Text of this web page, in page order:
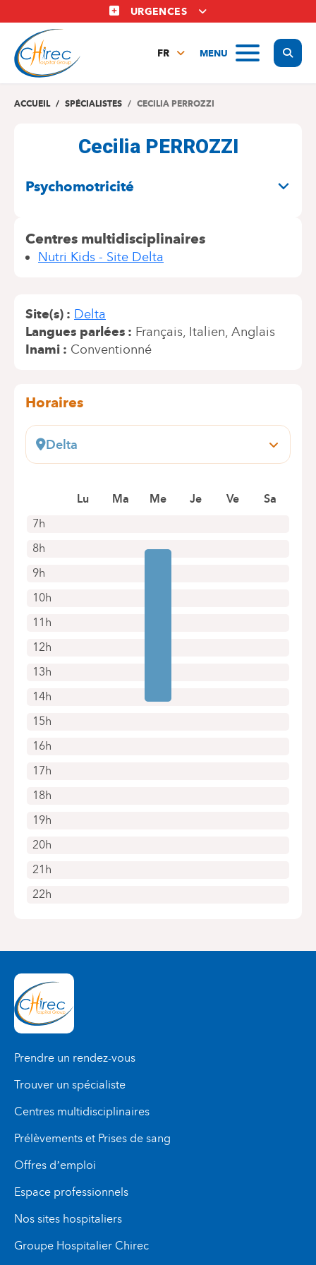
au
contenu
principal
URGENCES
MENU
FR
EN
ACCUEIL SPÉCIALISTES CECILIA PERROZZI
Cecilia PERROZZI
Psychomotricité
Centres multidisciplinaires
Nutri Kids - Site Delta
Site(s)
Delta
Langues parlées
Français Italien Anglais
Inami
Conventionné
Horaires
Delta
Boulevard du Triomphe, 201
+32 2 434 81 07
Rendez-vous uniquement par téléphone
7h
8h
9h
10h
11h
12h
13h
14h
15h
16h
17h
18h
19h
20h
21h
22h
Lu Ma Me Je Ve Sa
Prendre un rendez-vous
Trouver un spécialiste
Centres multidisciplinaires
Prélèvements et Prises de sang
Offres d’emploi
Espace professionnels
Nos sites hospitaliers
Groupe Hospitalier Chirec